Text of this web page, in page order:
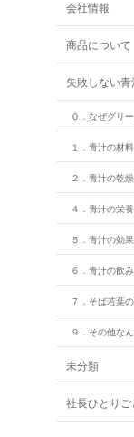
会社情報
商品について
失敗しない
０．なぜグリ
１．青汁の材料
２．青汁の乾
４．青汁の栄
５．青汁の効果
６．青汁の飲
７．そば若葉
９．その他な
未分類
社長ひとりご